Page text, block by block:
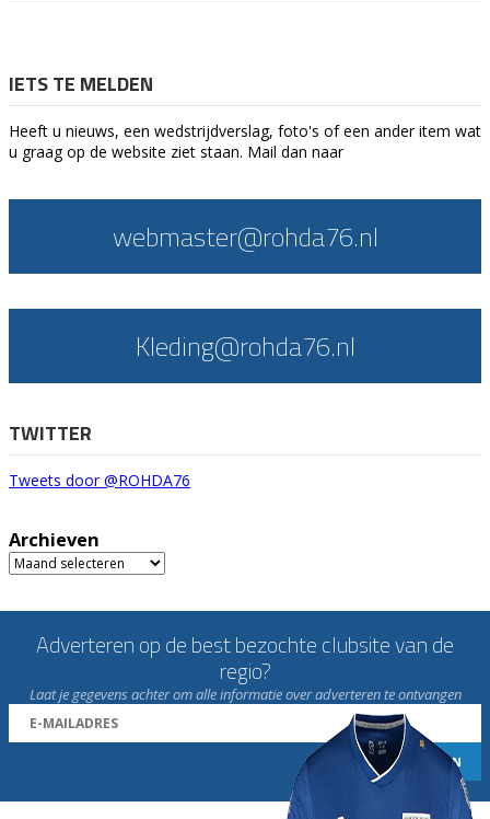
IETS TE MELDEN
Heeft u nieuws, een wedstrijdverslag, foto's of een ander item wat
u graag op de website ziet staan. Mail dan naar
webmaster@rohda76.nl
Kleding@rohda76.nl
TWITTER
Tweets door @ROHDA76
Archieven
Archieven
Adverteren op de best bezochte clubsite van de
regio?
Laat je gegevens achter om alle informatie over adverteren te ontvangen